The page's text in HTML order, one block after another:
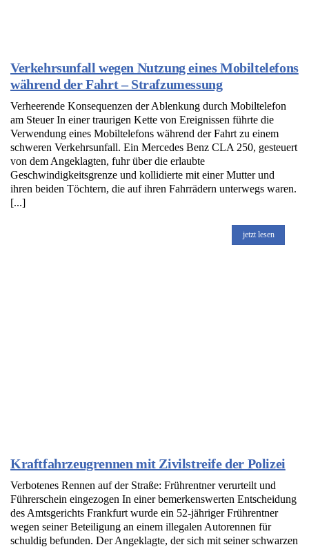
Verkehrsunfall wegen Nutzung eines Mobiltelefons
während der Fahrt – Strafzumessung
Verheerende Konsequenzen der Ablenkung durch Mobiltelefon
am Steuer In einer traurigen Kette von Ereignissen führte die
Verwendung eines Mobiltelefons während der Fahrt zu einem
schweren Verkehrsunfall. Ein Mercedes Benz CLA 250, gesteuert
von dem Angeklagten, fuhr über die erlaubte
Geschwindigkeitsgrenze und kollidierte mit einer Mutter und
ihren beiden Töchtern, die auf ihren Fahrrädern unterwegs waren.
[...]
jetzt lesen
Kraftfahrzeugrennen mit Zivilstreife der Polizei
Verbotenes Rennen auf der Straße: Frührentner verurteilt und
Führerschein eingezogen In einer bemerkenswerten Entscheidung
des Amtsgerichts Frankfurt wurde ein 52-jähriger Frührentner
wegen seiner Beteiligung an einem illegalen Autorennen für
schuldig befunden. Der Angeklagte, der sich mit seiner schwarzen